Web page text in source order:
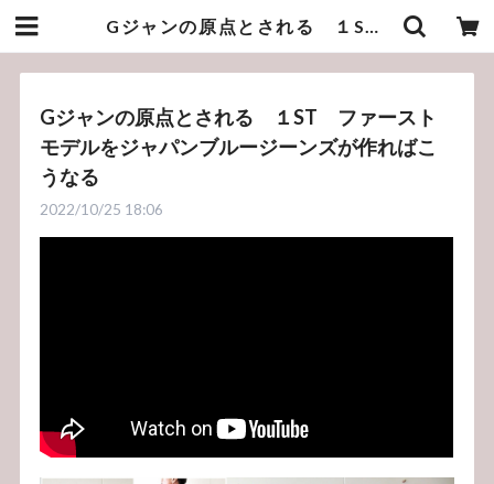
Gジャンの原点とされる １ST ファーストモデルをジャパンブルージーンズが作ればこうなる | bluelineshop
Gジャンの原点とされる １ST ファースト
モデルをジャパンブルージーンズが作ればこ
うなる
2022/10/25 18:06